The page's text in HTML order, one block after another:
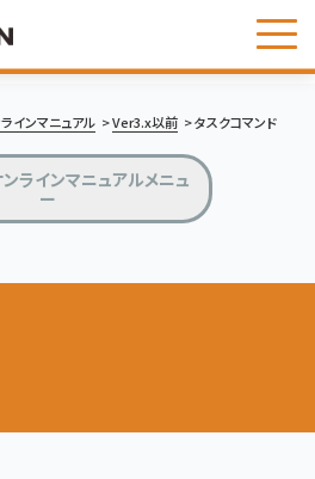
インマニュアル Ver3.x以前 タスクコマンド
ラインマニュアルメニュ
ー